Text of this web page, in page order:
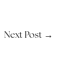
Next Post →